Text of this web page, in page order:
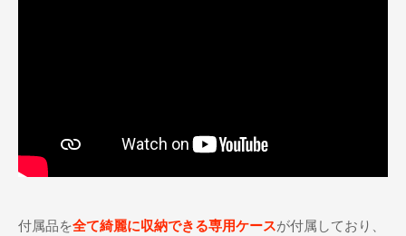
付属品を全て綺麗に収納できる専用ケースが付属しており、